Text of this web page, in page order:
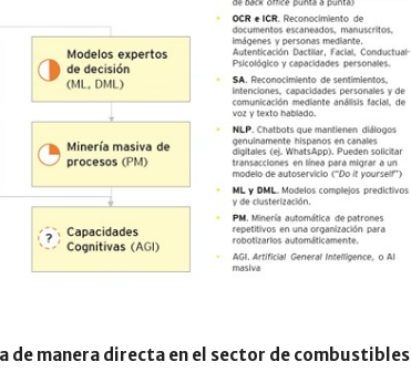
de manera directa en el sector de combustibles